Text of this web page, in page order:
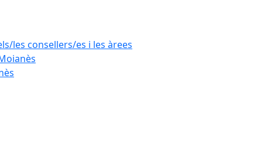
les consellers/es i les àrees